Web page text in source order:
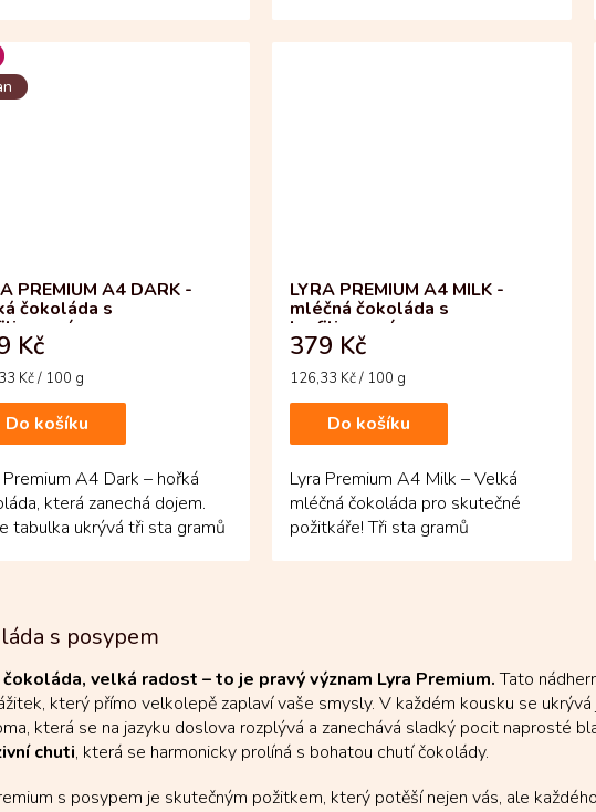
PREMIUM A4 DARK -
čokoláda s
ovocem
Kč
Kč / 100 g
Do košíku
Premium A4 Dark – hořká
která zanechá dojem.
tabulka ukrývá tři sta gramů
LYRA PREMIUM A4 MILK -
mléčná čokoláda s
lyofilizovaným ovocem
379 Kč
Měrná
126,33 Kč / 100 g
Do košíku
Lyra Premium A4 Milk – Velká
mléčná čokoláda pro skutečné
požitkáře! Tři sta gramů
d
a
c
í
r
s posypem
velká radost – to je pravý význam Lyra Premium.Tato
který přímo velkolepě zaplaví vaše smysly. V každém kousku se
která se na jazyku doslova rozplývá a zanechává sladký pocit naprosté
chuti, která se harmonicky prolíná s bohatou chutí čokolády.
s posypem je skutečným požitkem, který potěší nejen vás, ale